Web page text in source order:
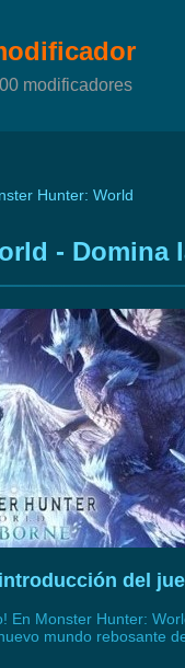
modificadores
Hunter: World
- Domina
del
En Monster Hunter:
mundo rebosante